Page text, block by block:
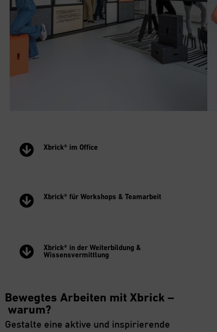
Xbrick® im Office
Xbrick® für Workshops & Teamarbeit
Xbrick® in der Weiterbildung &
Wissensvermittlung
Bewegtes Arbeiten mit Xbrick –
warum?
Gestalte eine aktive und inspirierende